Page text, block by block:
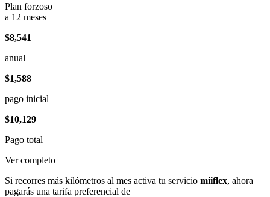
Plan forzoso
a 12 meses
$8,541
anual
$1,588
pago inicial
$10,129
Pago total
Ver completo
Si recorres más kilómetros al mes activa tu servicio miiflex, ahora
pagarás una tarifa preferencial de